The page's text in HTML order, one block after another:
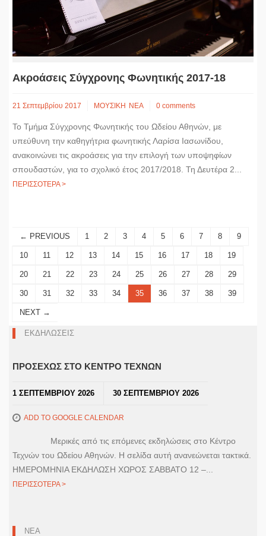
Ακροάσεις Σύγχρονης Φωνητικής 2017-18
21 Σεπτεμβρίου 2017 ΜΟΥΣΙΚΗ ΝΕΑ 0 comments
Το Τμήμα Σύγχρονης Φωνητικής του Ωδείου Αθηνών, με
υπεύθυνη την καθηγήτρια φωνητικής Λαρίσα Ιασωνίδου,
ανακοινώνει τις ακροάσεις για την επιλογή των υποψηφίων
σπουδαστών, για το σχολικό έτος 2017/2018. Τη Δευτέρα 2...
ΠΕΡΙΣΣΟΤΕΡΑ >
← PREVIOUS 1 2 3 4 5 6 7 8 9
10 11 12 13 14 15 16 17 18 19
20 21 22 23 24 25 26 27 28 29
30 31 32 33 34 35 36 37 38 39
NEXT →
ΕΚΔΗΛΩΣΕΙΣ
ΠΡΟΣΕΧΩΣ ΣΤΟ ΚΕΝΤΡΟ ΤΕΧΝΩΝ
1 ΣΕΠΤΕΜΒΡΙΟΥ 2026 30 ΣΕΠΤΕΜΒΡΙΟΥ 2026
ADD TO GOOGLE CALENDAR
Μερικές από τις επόμενες εκδηλώσεις στο Κέντρο
Τεχνών του Ωδείου Αθηνών. Η σελίδα αυτή ανανεώνεται τακτικά.
ΗΜΕΡΟΜΗΝΙΑ ΕΚΔΗΛΩΣΗ ΧΩΡΟΣ ΣΑΒΒΑΤΟ 12 –...
ΠΕΡΙΣΣΟΤΕΡΑ >
ΝΕΑ